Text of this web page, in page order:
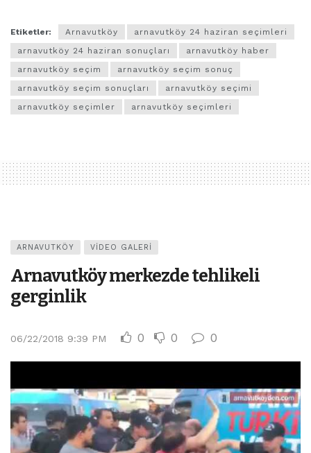
Etiketler: Arnavutköy
arnavutköy 24 haziran seçimleri
arnavutköy 24 haziran sonuçları
arnavutköy haber
arnavutköy seçim
arnavutköy seçim sonuç
arnavutköy seçim sonuçları
arnavutköy seçimi
arnavutköy seçimler
arnavutköy seçimleri
ARNAVUTKÖY VIDEO GALERI
Arnavutköy merkezde tehlikeli
gerginlik
06/22/2018 9:39 PM 0 0 0